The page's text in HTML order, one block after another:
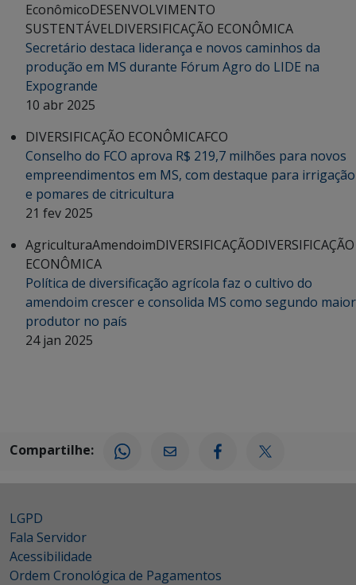
EconômicoDESENVOLVIMENTO
SUSTENTÁVELDIVERSIFICAÇÃO ECONÔMICA
Secretário destaca liderança e novos caminhos da
produção em MS durante Fórum Agro do LIDE na
Expogrande
10 abr 2025
DIVERSIFICAÇÃO ECONÔMICAFCO
Conselho do FCO aprova R$ 219,7 milhões para novos
empreendimentos em MS, com destaque para irrigação
e pomares de citricultura
21 fev 2025
AgriculturaAmendoimDIVERSIFICAÇÃODIVERSIFICAÇÃO
ECONÔMICA
Política de diversificação agrícola faz o cultivo do
amendoim crescer e consolida MS como segundo maior
produtor no país
24 jan 2025
Compartilhe:
LGPD
Fala Servidor
Acessibilidade
Ordem Cronológica de Pagamentos